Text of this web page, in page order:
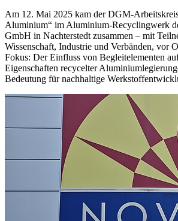
Am 12. Mai 2025 kam der DGM-
Aluminium“ im Aluminium-Recyclingwerk
GmbH in Nachterstedt zusammen – mit
Wissenschaft, Industrie und Verbänden, vor
Fokus: Der Einfluss von Begleitelementen
Eigenschaften recycelter
Bedeutung für nachhaltige